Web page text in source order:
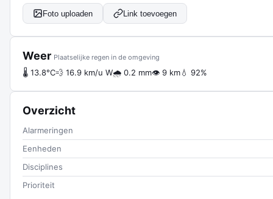
Foto uploaden Link toevoegen
Weer Plaatselijke regen in de omgeving
🌡 13.8°C💨 16.9 km/u W🌧 0.2 mm👁 9 km💧 92%
Overzicht
Alarmeringen
Eenheden
Disciplines
Prioriteit